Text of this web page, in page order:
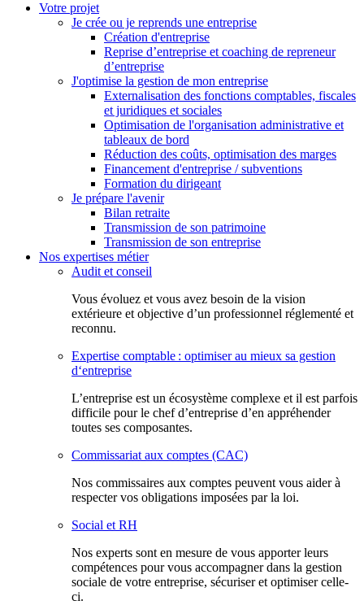
Votre projet
Je crée ou je reprends une entreprise
Création d'entreprise
Reprise d’entreprise et coaching de repreneur
d’entreprise
J'optimise la gestion de mon entreprise
Externalisation des fonctions comptables, fiscales
et juridiques et sociales
Optimisation de l'organisation administrative et
tableaux de bord
Réduction des coûts, optimisation des marges
Financement d'entreprise / subventions
Formation du dirigeant
Je prépare l'avenir
Bilan retraite
Transmission de son patrimoine
Transmission de son entreprise
Nos expertises métier
Audit et conseil
Vous évoluez et vous avez besoin de la vision
extérieure et objective d’un professionnel réglementé et
reconnu.
Expertise comptable : optimiser au mieux sa gestion
d‘entreprise
L’entreprise est un écosystème complexe et il est parfois
difficile pour le chef d’entreprise d’en appréhender
toutes ses composantes.
Commissariat aux comptes (CAC)
Nos commissaires aux comptes peuvent vous aider à
respecter vos obligations imposées par la loi.
Social et RH
Nos experts sont en mesure de vous apporter leurs
compétences pour vous accompagner dans la gestion
sociale de votre entreprise, sécuriser et optimiser celle-
ci.